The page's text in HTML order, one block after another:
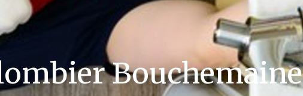
Bouchemaine